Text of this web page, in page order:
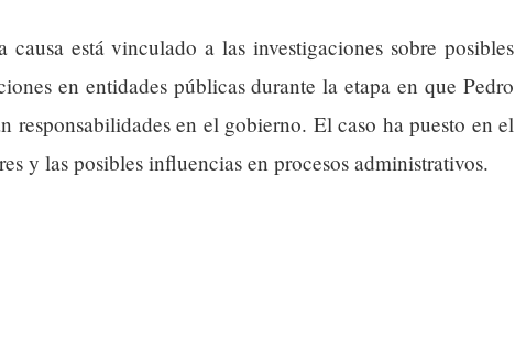
está vinculado a las investigaciones sobre posibles
en entidades públicas durante la etapa en que Pedro
responsabilidades en el gobierno. El caso ha puesto en el
y las posibles influencias en procesos administrativos.